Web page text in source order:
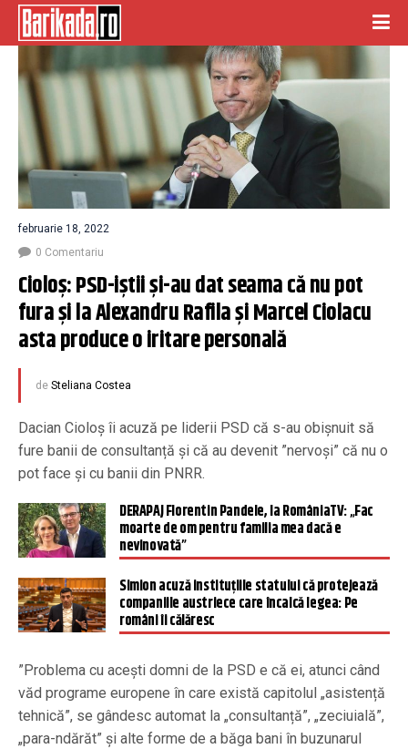
februarie 18, 2022
0 Comentariu
Cioloș: PSD-iștii și-au dat seama că nu pot
fura și la Alexandru Rafila și Marcel Ciolacu
asta produce o iritare personală
de Steliana Costea
Dacian Cioloș îi acuză pe liderii PSD că s-au obișnuit să
fure banii de consultanță și că au devenit ”nervoși” că nu o
pot face și cu banii din PNRR.
DERAPAJ Florentin Pandele, la RomâniaTV: „Fac
moarte de om pentru familia mea dacă e
nevinovată”
Simion acuză instituțiile statului că protejează
companiile austriece care încalcă legea: Pe
români îi călăresc
”Problema cu acești domni de la PSD e că ei, atunci când
văd programe europene în care există capitolul „asistență
tehnică”, se gândesc automat la „consultanță”, „zeciuială”,
„para-ndărăt” și alte forme de a băga bani în buzunarul